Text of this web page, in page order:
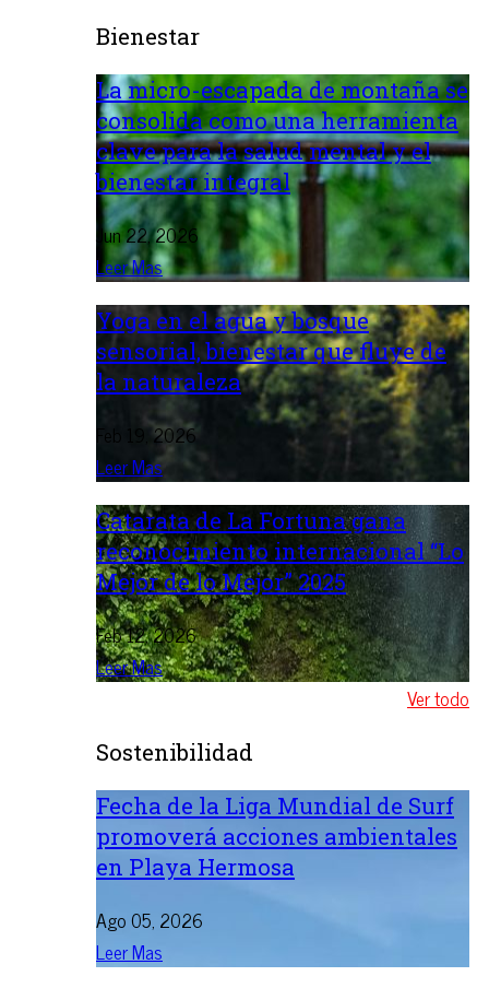
Bienestar
La micro-escapada de montaña se
consolida como una herramienta
clave para la salud mental y el
bienestar integral
Jun 22, 2026
Leer Mas
Yoga en el agua y bosque
sensorial, bienestar que fluye de
la naturaleza
Feb 19, 2026
Leer Mas
Catarata de La Fortuna gana
reconocimiento internacional “Lo
Mejor de lo Mejor” 2025
Feb 12, 2026
Leer Mas
Ver todo
Sostenibilidad
Fecha de la Liga Mundial de Surf
promoverá acciones ambientales
en Playa Hermosa
Ago 05, 2026
Leer Mas